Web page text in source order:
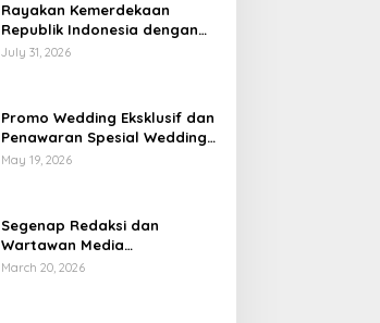
Rayakan Kemerdekaan
Republik Indonesia dengan
Penawaran Spesial Freedom
July 31, 2026
Promo Wedding Eksklusif dan
Penawaran Spesial Wedding
Story Edition 2026 di Swiss-
May 19, 2026
Segenap Redaksi dan
Wartawan Media
Sumberpintar Mengucapkan
March 20, 2026